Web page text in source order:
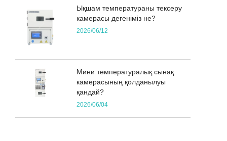
Ықшам температураны тексеру
камерасы дегеніміз не?
2026/06/12
Мини температуралық сынақ
камерасының қолданылуы
қандай?
2026/06/04